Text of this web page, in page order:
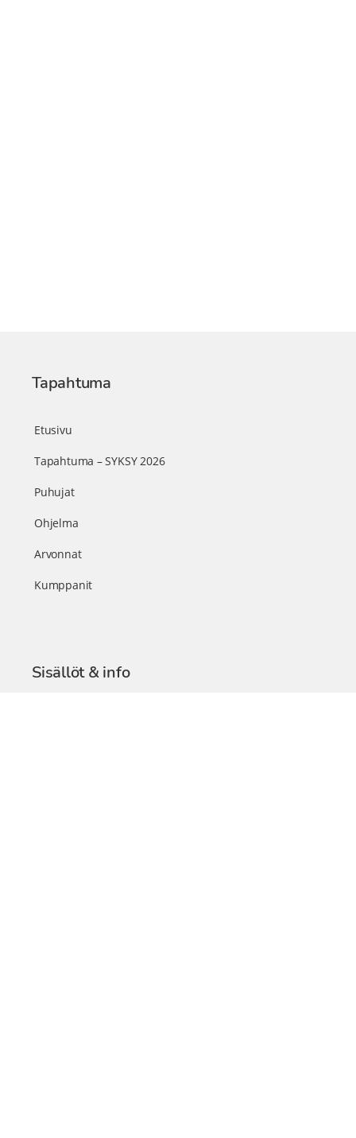
Tapahtuma
Etusivu
Tapahtuma – SYKSY 2026
Puhujat
Ohjelma
Arvonnat
Kumppanit
Sisällöt & info